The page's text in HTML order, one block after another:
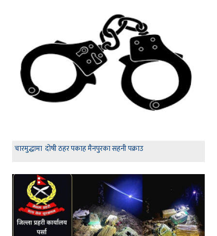
चारमुद्धामा दोषी ठहर पकाह मैनपुरका सहनी पक्राउ